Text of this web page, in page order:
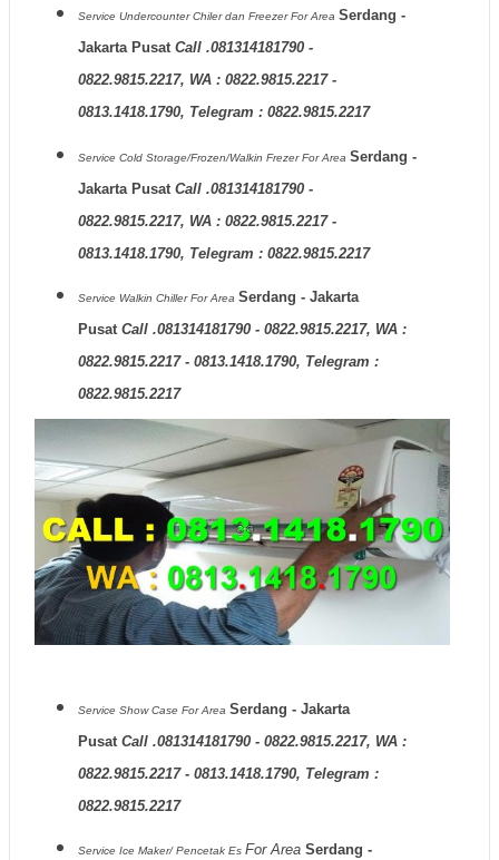
Service Undercounter Chiler dan FreezerFor Area Serdang -
Jakarta PusatCall .081314181790 -
0822.9815.2217, WA : 0822.9815.2217 -
0813.1418.1790, Telegram : 0822.9815.2217
Service Cold Storage/Frozen/Walkin FrezerFor Area Serdang -
Jakarta PusatCall .081314181790 -
0822.9815.2217, WA : 0822.9815.2217 -
0813.1418.1790, Telegram : 0822.9815.2217
Service Walkin ChillerFor Area Serdang - Jakarta
PusatCall .081314181790 - 0822.9815.2217, WA :
0822.9815.2217 - 0813.1418.1790, Telegram :
0822.9815.2217
Service Show Case For Area Serdang - Jakarta
PusatCall .081314181790 - 0822.9815.2217, WA :
0822.9815.2217 - 0813.1418.1790, Telegram :
0822.9815.2217
Service Ice Maker/ Pencetak Es For Area Serdang -